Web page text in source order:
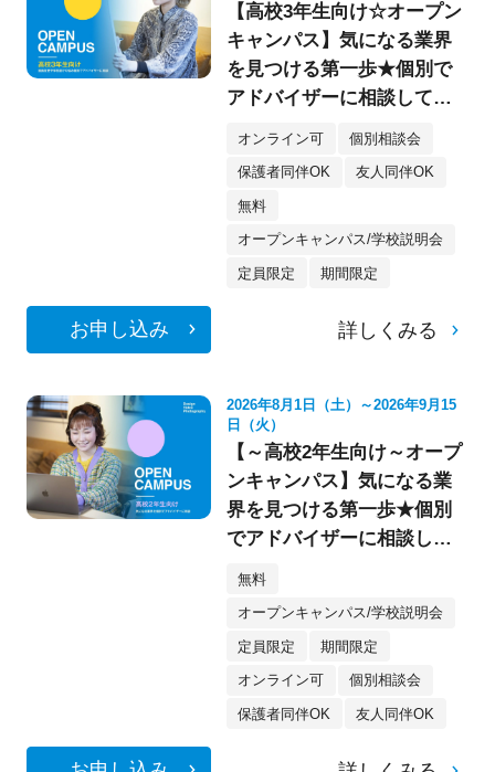
【高校3年生向け☆オープン
キャンパス】気になる業界
を見つける第一歩★個別で
アドバイザーに相談してみ
オンライン可 個別相談会
保護者同伴OK 友人同伴OK
無料
オープンキャンパス/学校説明会
定員限定 期間限定
お申し込み 詳しくみる
2026年8月1日（土）～2026年9月15
日（火）
【～高校2年生向け～オープ
ンキャンパス】気になる業
界を見つける第一歩★個別
でアドバイザーに相談して
みよう！
無料
オープンキャンパス/学校説明会
定員限定 期間限定
オンライン可 個別相談会
保護者同伴OK 友人同伴OK